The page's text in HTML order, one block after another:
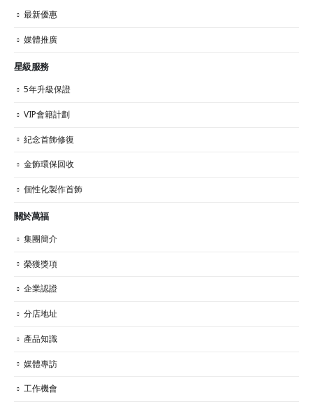
最新優惠
媒體推廣
星級服務
5年升級保證
VIP會籍計劃
紀念首飾修復
金飾環保回收
個性化製作首飾
關於萬福
集團簡介
榮獲獎項
企業認證
分店地址
產品知識
媒體專訪
工作機會